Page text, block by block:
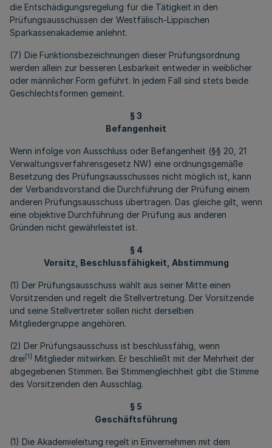
die Entschädigungsregelung für die Tätigkeit in den
Prüfungsausschüssen der Westfälisch-Lippischen
Sparkassenakademie anlehnt.
(7) Die Funktionsbezeichnungen dieser Prüfungsordnung
werden allein zur bes­se­ren Lesbarkeit entweder in weiblicher
oder männlicher Form geführt. In jedem Fall sind stets beide
Geschlechtsformen gemeint.
§ 3
Befangenheit
Wenn infolge von Ausschluss oder Befangenheit (§§ 20, 21
Verwaltungsverfahrensgesetz NW) eine ordnungsgemäße
Besetzung des Prüfungsausschusses nicht möglich ist, kann
der Verbandsvorstand die Durchführung der Prüfung einem
anderen Prüfungsausschuss übertragen. Das gleiche gilt, wenn
eine objektive Durchführung der Prüfung aus anderen
Gründen nicht gewährleistet ist.
§ 4
Vorsitz, Beschlussfähigkeit, Abstimmung
(1) Der Prüfungsausschuss wählt aus seiner Mitte einen
Vorsitzenden und regelt die Stellvertretung. Der Vorsitzende
und seine Stellvertreter sollen nicht derselben
Mitgliedergruppe angehören.
(2) Der Prüfungsausschuss ist beschlussfähig, wenn
drei [1] Mitglieder mitwirken. Er beschließt mit der Mehrheit der
abgegebenen Stimmen. Bei Stimmengleichheit gibt die Stimme
des Vorsitzenden den Ausschlag.
§ 5
Geschäftsführung
(1) Die Akademieleitung regelt in Einvernehmen mit dem